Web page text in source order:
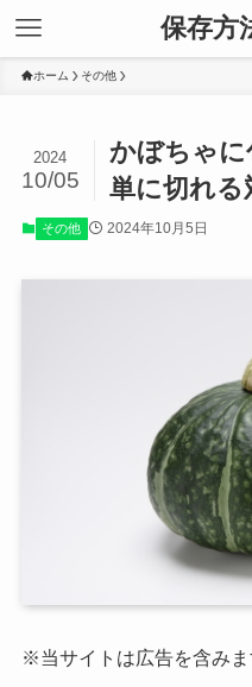
保存方
ホーム その他
かぼちゃ
単に切れる
2024
10/05
その他 2024年10月5日
※当サイトは広告を含みま